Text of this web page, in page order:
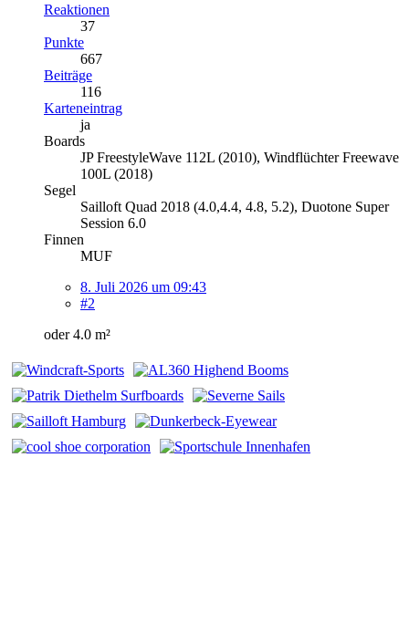
Reaktionen
37
Punkte
667
Beiträge
116
Karteneintrag
ja
Boards
JP FreestyleWave 112L (2010), Windflüchter Freewave
100L (2018)
Segel
Sailloft Quad 2018 (4.0,4.4, 4.8, 5.2), Duotone Super
Session 6.0
Finnen
MUF
8. Juli 2026 um 09:43
#2
oder 4.0 m²